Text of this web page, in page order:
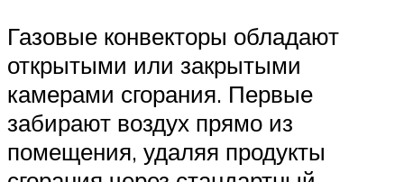
Газовые конвекторы обладают
открытыми или закрытыми
камерами сгорания. Первые
забирают воздух прямо из
помещения, удаляя продукты